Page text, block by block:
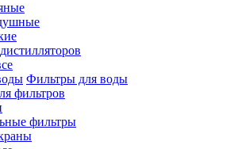
Фильтры для воды
фильтров
фильтры